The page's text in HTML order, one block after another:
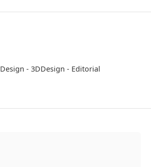
Design - 3DDesign - Editorial